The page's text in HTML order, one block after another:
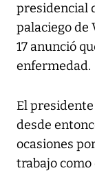
presidencial
palaciego de
17 anunció
enfermedad.
El
desde
ocasiones
trabajo como